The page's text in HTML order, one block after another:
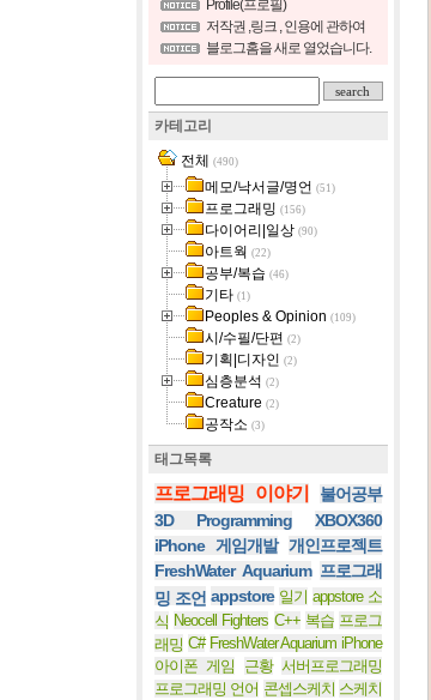
Profile(프로필)
저작권 ,링크 , 인용에 관하여
블로그홈을 새로 열었습니다.
카테고리
전체 (490)
메모/낙서글/명언 (51)
프로그래밍 (156)
다이어리|일상 (90)
아트웍 (22)
공부/복습 (46)
기타 (1)
Peoples & Opinion (109)
시/수필/단편 (2)
기획|디자인 (2)
심층분석 (2)
Creature (2)
공작소 (3)
태그목록
프로그래밍 이야기
불어공부
3D Programming
XBOX360
iPhone 게임개발 개인프로젝트
FreshWater Aquarium 프로그래
밍 조언 appstore 일기 appstore 소
식 Neocell Fighters C++ 복습 프로그
래밍 C# FreshWater Aquarium iPhone
아이폰 게임
근황 서버프로그래밍
프로그래밍 언어 콘셉스케치 스케치